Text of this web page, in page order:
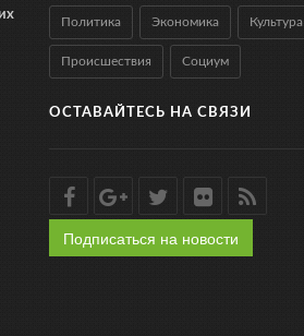
Политика Экономика Культура
Происшествия Социум
ОСТАВАЙТЕСЬ НА СВЯЗИ
Подписаться на новости